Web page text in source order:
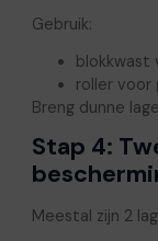
Gebruik:
blokkwast
roller voor
Breng dunne
Stap 4:
Meestal zijn 2